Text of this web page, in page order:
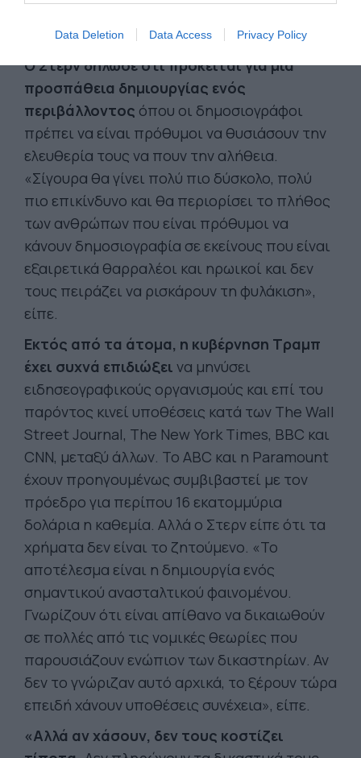
Data Deletion Data Access Privacy Policy
σημαντικά την κατάσταση».
Ο Στερν δήλωσε ότι πρόκειται για μια
προσπάθεια δημιουργίας ενός
περιβάλλοντος όπου οι δημοσιογράφοι
πρέπει να είναι πρόθυμοι να θυσιάσουν την
ελευθερία τους να πουν την αλήθεια.
«Σίγουρα θα γίνει πολύ πιο δύσκολο, πολύ
πιο επικίνδυνο και θα περιορίσει το πλήθος
των ανθρώπων που είναι πρόθυμοι να
κάνουν δημοσιογραφία σε εκείνους που είναι
εξαιρετικά θαρραλέοι και ηρωικοί και δεν
τους πειράζει να ρισκάρουν τη φυλάκιση»,
είπε.
Εκτός από τα άτομα, η κυβέρνηση Τραμπ
έχει συχνά επιδιώξει να μηνύσει
ειδησεογραφικούς οργανισμούς και επί του
παρόντος κινεί υποθέσεις κατά των The Wall
Street Journal, The New York Times, BBC και
CNN, μεταξύ άλλων. Το ABC και η Paramount
έχουν προηγουμένως συμβιβαστεί με τον
πρόεδρο για περίπου 16 εκατομμύρια
δολάρια η καθεμία. Αλλά ο Στερν είπε ότι τα
χρήματα δεν είναι το ζητούμενο. «Το
αποτέλεσμα είναι η δημιουργία ενός
σημαντικού ανασταλτικού φαινομένου.
Γνωρίζουν ότι είναι απίθανο να δικαιωθούν
σε πολλές από τις νομικές θεωρίες που
παρουσιάζουν ενώπιον των δικαστηρίων. Αν
δεν το γνώριζαν αυτό αρχικά, το ξέρουν τώρα
επειδή χάνουν υποθέσεις συνέχεια», είπε.
«Αλλά αν χάσουν, δεν τους κοστίζει